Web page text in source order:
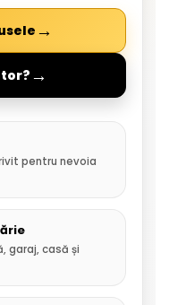
→
→
pentru nevoia
garaj, casă și